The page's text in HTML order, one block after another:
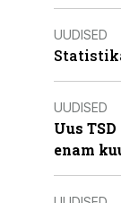
UUDISED
UUDISED
Uus
enam